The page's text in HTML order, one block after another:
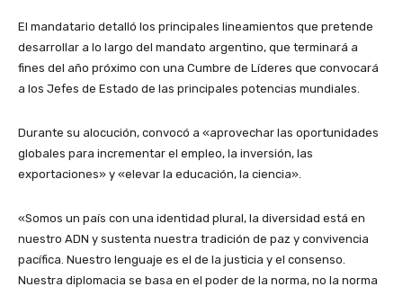
El mandatario detalló los principales lineamientos que pretende
desarrollar a lo largo del mandato argentino, que terminará a
fines del año próximo con una Cumbre de Líderes que convocará
a los Jefes de Estado de las principales potencias mundiales.
Durante su alocución, convocó a «aprovechar las oportunidades
globales para incrementar el empleo, la inversión, las
exportaciones» y «elevar la educación, la ciencia».
«Somos un país con una identidad plural, la diversidad está en
nuestro ADN y sustenta nuestra tradición de paz y convivencia
pacífica. Nuestro lenguaje es el de la justicia y el consenso.
Nuestra diplomacia se basa en el poder de la norma, no la norma